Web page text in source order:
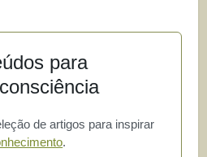
para
de artigos para inspirar
.